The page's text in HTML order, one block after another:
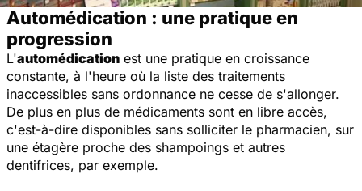
Automédication : une pratique en
progression
L'automédication est une pratique en croissance
constante, à l'heure où la liste des traitements
inaccessibles sans ordonnance ne cesse de s'allonger.
De plus en plus de médicaments sont en libre accès,
c'est-à-dire disponibles sans solliciter le pharmacien, sur
une étagère proche des shampoings et autres
dentifrices, par exemple.